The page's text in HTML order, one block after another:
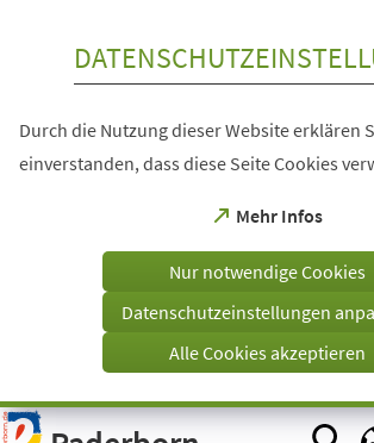
Visuelle
Assistenzsoftware
Durch die Nutzung dieser Website erklären
einverstanden, dass diese Seite Cookies
Mehr Infos
(Öffnet
einem
Tab)
Nur notwendige Cookies
Datenschutzeinstellungen
Alle Cookies akzeptieren